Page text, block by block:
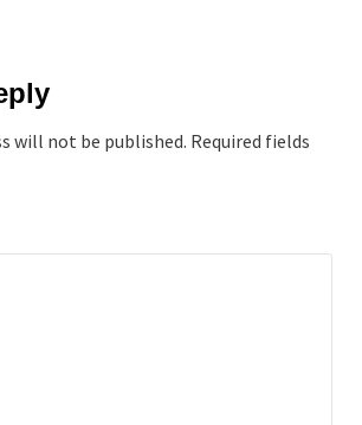
will not be published. Required fields